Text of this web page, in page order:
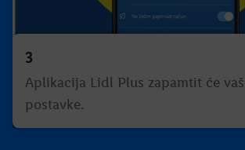
3
Aplikacija Lidl Plus zapamtit će
postavke.